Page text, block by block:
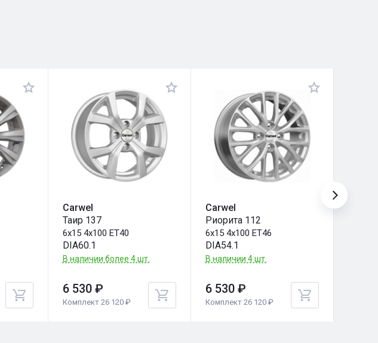
Carwel
Таир 137
6x15 4x100 ET40
DIA60.1
В наличии более 4 шт.
6 530 ₽
Комплект 26 120 ₽
Carwel
Риорита 112
6x15 4x100 ET46
DIA54.1
В наличии 4 шт.
6 530 ₽
Комплект 26 120 ₽